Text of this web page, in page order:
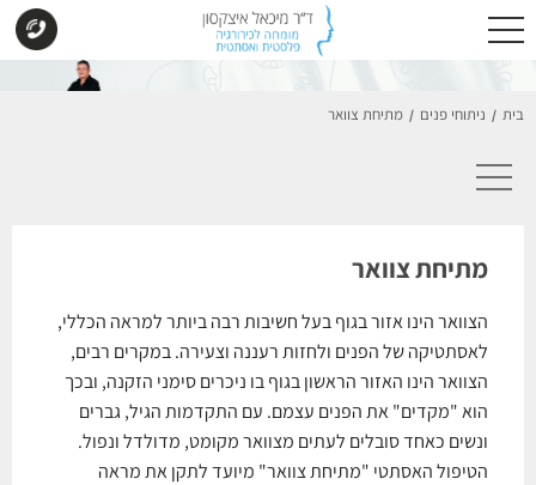
בית / ניתוחי פנים / מתיחת צוואר
מתיחת צוואר
הצוואר הינו אזור בגוף בעל חשיבות רבה ביותר למראה הכללי,
לאסתטיקה של הפנים ולחזות רעננה וצעירה. במקרים רבים,
הצוואר הינו האזור הראשון בגוף בו ניכרים סימני הזקנה, ובכך
הוא "מקדים" את הפנים עצמם. עם התקדמות הגיל, גברים
ונשים כאחד סובלים לעתים מצוואר מקומט, מדולדל ונפול.
הטיפול האסתטי "מתיחת צוואר" מיועד לתקן את מראה